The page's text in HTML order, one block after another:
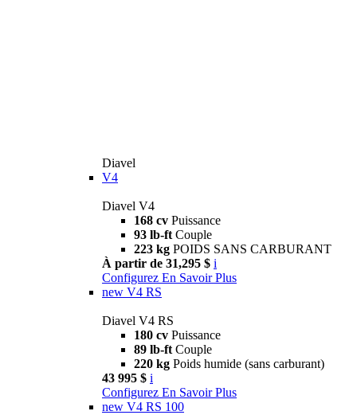
Diavel
V4
Diavel V4
168 cv Puissance
93 lb-ft Couple
223 kg POIDS SANS CARBURANT
À partir de 31,295 $ i
Configurez En Savoir Plus
new V4 RS
Diavel V4 RS
180 cv Puissance
89 lb-ft Couple
220 kg Poids humide (sans carburant)
43 995 $ i
Configurez En Savoir Plus
new V4 RS 100